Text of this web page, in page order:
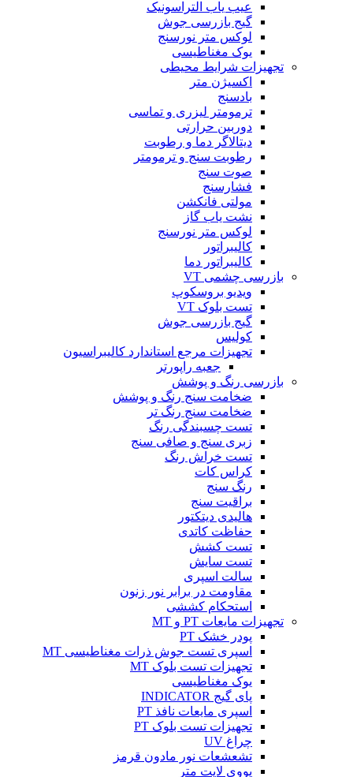
عیب یاب التراسونیک
گیج بازرسی جوش
لوکس متر نورسنج
یوک مغناطیسی
تجهیزات شرایط محیطی
اکسیژن متر
بادسنج
ترمومتر لیزری و تماسی
دوربین حرارتی
دیتالاگر دما و رطوبت
رطوبت سنج و ترمومتر
صوت سنج
فشارسنج
مولتی فانکشن
نشت یاب گاز
لوکس متر نورسنج
کالیبراتور
کالیبراتور دما
بازرسی چشمی VT
ویدیو بروسکوپ
تست بلوک VT
گیج بازرسی جوش
کولیس
تجهیزات مرجع استاندارد کالیبراسیون
جعبه راپورتر
بازرسی رنگ و پوشش
ضخامت سنج رنگ و پوشش
ضخامت سنج رنگ تر
تست چسبندگی رنگ
زبری سنج و صافی سنج
تست خراش رنگ
کراس کات
رنگ سنج
براقیت سنج
هالیدی دیتکتور
حفاظت کاتدی
تست کشش
تست سایش
سالت اسپری
مقاومت در برابر نور زنون
استحکام کششی
تجهیزات مایعات PT و MT
پودر خشک PT
اسپری تست جوش ذرات مغناطیسی MT
تجهیزات تست بلوک MT
یوک مغناطیسی
پای گیج INDICATOR
اسپری مایعات نافذ PT
تجهیزات تست بلوک PT
چراغ UV
تشعشعات نور مادون قرمز
یووی لایت متر